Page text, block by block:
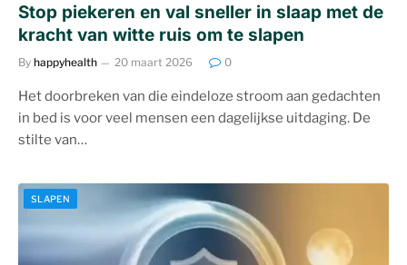
Stop piekeren en val sneller in slaap met de
kracht van witte ruis om te slapen
By happyhealth 20 maart 2026 0
Het doorbreken van die eindeloze stroom aan gedachten
in bed is voor veel mensen een dagelijkse uitdaging. De
stilte van…
SLAPEN